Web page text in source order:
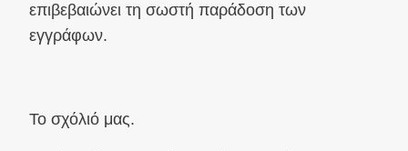
επιβεβαιώνει τη σωστή παράδοση των
εγγράφων.
Το σχόλιό μας.